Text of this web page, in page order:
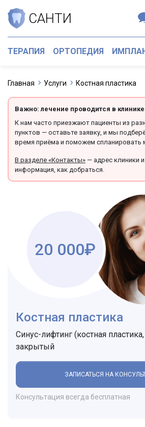
САНТИ
ТЕРАПИЯ ОРТОПЕДИЯ
Главная Услуги Костная пластика
Важно: лечение проводится в
К нам часто приезжают пациенты из
пунктов — оставьте заявку, и мы
время приёма и поможем спланировать
В разделе «Контакты» — адрес клиники
информация, как добраться.
20 000₽
Костная пластика
Синус-лифтинг (костная
закрытый
ЗАПИСАТЬСЯ НА
Консультация всегда бесплатная